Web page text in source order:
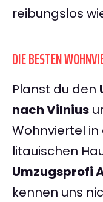
reibungslos
DIE BESTEN
Planst du den
nach Vilnius
Wohnviertel
litauischen
Umzugsprofi
kennen uns